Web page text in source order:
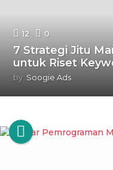
12 0
7 Strategi Jitu
untuk Riset
by Soogie Ads